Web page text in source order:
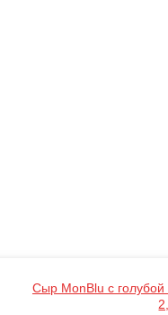
Сыр MonBlu с голубой